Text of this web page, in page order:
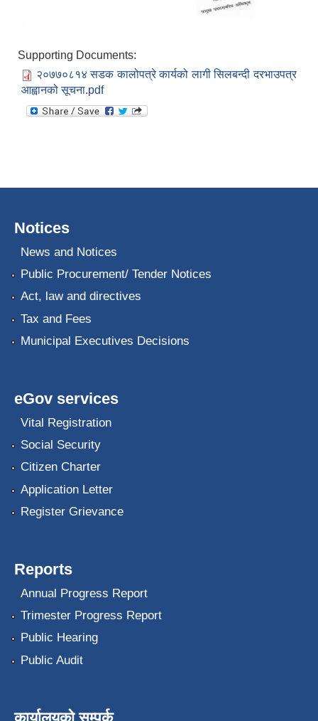
Supporting Documents:
२०७७०८१४ सडक कालोपत्रे कार्यको लागी सिलबन्दी दरभाउपत्र
आह्वानको सूचना.pdf
Notices
News and Notices
Public Procurement/ Tender Notices
Act, law and directives
Tax and Fees
Municipal Executives Decisions
eGov services
Vital Registration
Social Security
Citizen Charter
Application Letter
Register Grievance
Reports
Annual Progress Report
Trimester Progress Report
Public Hearing
Public Audit